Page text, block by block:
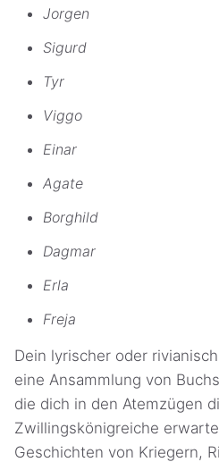
Jorgen
Sigurd
Tyr
Viggo
Einar
Agate
Borghild
Dagmar
Erla
Freja
Dein lyrischer oder
eine Ansammlung von
die dich in den Atemzügen
Zwillingskönigreiche
Geschichten von Kriegern,